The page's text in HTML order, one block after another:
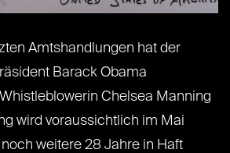
Amtshandlungen hat der
Barack Obama
Chelsea Manning
wird voraussichtlich im Mai
weitere 28 Jahre in Haft